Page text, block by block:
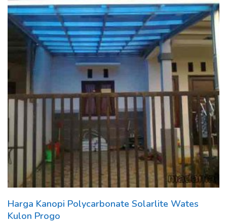
Harga Kanopi Polycarbonate Solarlite Wates
Kulon Progo